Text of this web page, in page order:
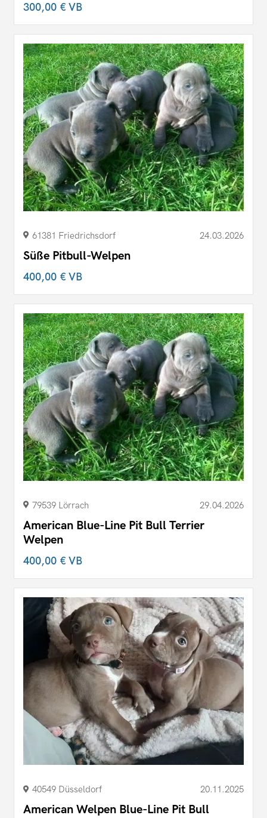
300,00 €VB
61381 Friedrichsdorf 24.03.2026
Süße Pitbull-Welpen
400,00 €VB
79539 Lörrach 29.04.2026
American Blue-Line Pit Bull Terrier
Welpen
400,00 €VB
40549 Düsseldorf 20.11.2025
American Welpen Blue-Line Pit Bull